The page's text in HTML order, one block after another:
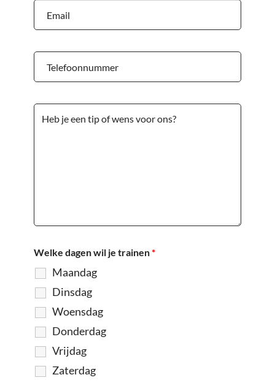
Welke dagen wil je trainen*
Maandag
Dinsdag
Woensdag
Donderdag
Vrijdag
Zaterdag